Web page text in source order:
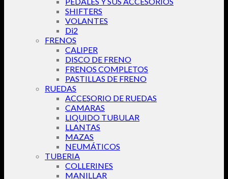
SHIFTERS
VOLANTES
Di2
FRENOS
CALIPER
DISCO DE FRENO
FRENOS COMPLETOS
PASTILLAS DE FRENO
RUEDAS
ACCESORIO DE RUEDAS
CAMARAS
LIQUIDO TUBULAR
LLANTAS
MAZAS
NEUMÁTICOS
TUBERIA
COLLERINES
MANILLAR